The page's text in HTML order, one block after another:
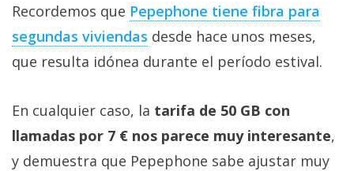
Recordemos que Pepephone tiene fibra para
segundas viviendas‎ desde hace unos meses,
que resulta idónea durante el período estival.
En cualquier caso, la tarifa de 50 GB con
llamadas por 7 € nos parece muy interesante,
y demuestra que Pepephone sabe ajustar muy